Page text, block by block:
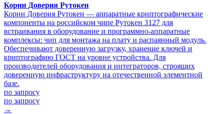
Корни Доверия Рутокен
Корни Доверия Рутокен — аппаратные криптографические
компоненты на российском чипе Рутокен 3127 для
встраивания в оборудование и программно-аппаратные
комплексы: чип для монтажа на плату и распаянный модуль.
Обеспечивают доверенную загрузку, хранение ключей и
криптографию ГОСТ на уровне устройства. Для
производителей оборудования и интеграторов, строящих
доверенную инфраструктуру на отечественной элементной
базе.
по запросу
по запросу
→